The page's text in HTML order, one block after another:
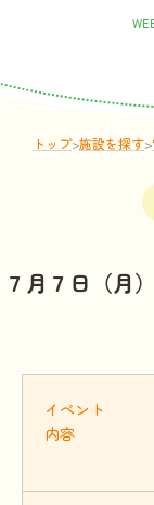
トップ>施設を探す>
７月７日（月
イベント
内容